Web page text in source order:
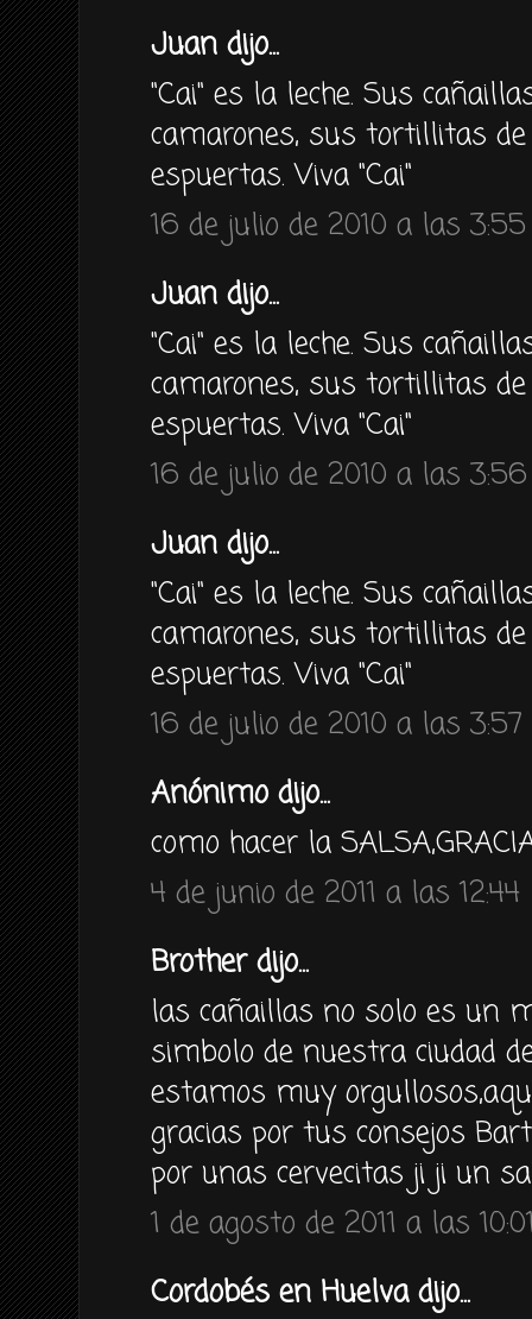
Juan dijo...
"Cai" es la leche. Sus
camarones, sus tortillitas
espuertas. Viva "Cai"
16 de julio de 2010 a las 3:55
Juan dijo...
"Cai" es la leche. Sus
camarones, sus tortillitas
espuertas. Viva "Cai"
16 de julio de 2010 a las 3:56
Juan dijo...
"Cai" es la leche. Sus
camarones, sus tortillitas
espuertas. Viva "Cai"
16 de julio de 2010 a las 3:57
Anónimo dijo...
como hacer la
4 de junio de 2011 a las 12:44
Brother dijo...
las cañaillas no solo es un
simbolo de nuestra ciudad
estamos muy
gracias por tus consejos
por unas cervecitas ji ji un
1 de agosto de 2011 a las
Cordobés en Huelva dijo...